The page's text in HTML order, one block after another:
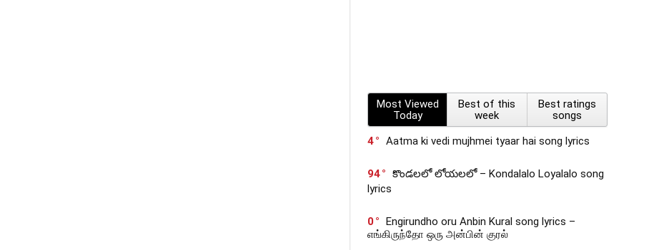
Most Viewed
Today
Best of this
week
Best ratings
songs
4
Aatma ki vedi mujhmei tyaar hai song lyrics
94
కొండలలో లోయలలో – Kondalalo Loyalalo song
lyrics
0
Engirundho oru Anbin Kural song lyrics –
எங்கிருந்தோ ஒரு அன்பின் குரல்